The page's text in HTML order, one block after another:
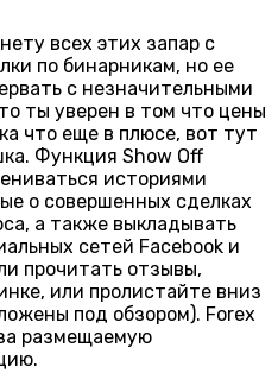
всех этих запар с
по бинарникам, но ее
с незначительными
ты уверен в том что цены
что еще в плюсе, вот тут
Функция Show Off
историями
о совершенных сделках
а также выкладывать
сетей Facebook и
прочитать отзывы,
или пролистайте вниз
под обзором). Forex
размещаемую